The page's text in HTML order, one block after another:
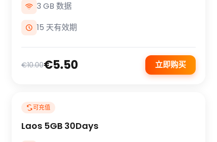
3 GB 数据
15 天有效期
€10.00€5.50 立即购买
可充值
Laos 5GB 30Days